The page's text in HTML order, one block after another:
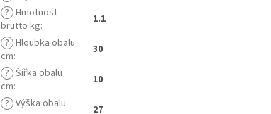
? Hmotnost
brutto kg:
1.1
? Hloubka obalu
cm:
30
? Šířka obalu
cm:
10
? Výška obalu
27